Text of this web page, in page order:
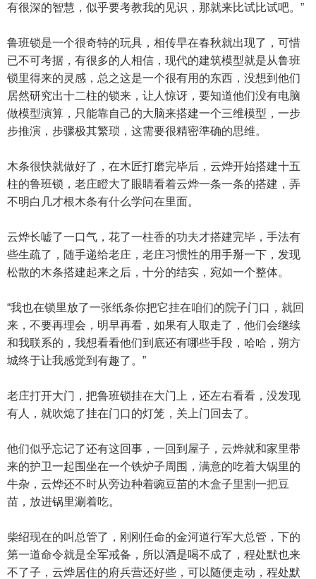
有很深的智慧，似乎要考教我的见识，那就来比试比试吧。”
鲁班锁是一个很奇特的玩具，相传早在春秋就出现了，可惜
已不可考据，有很多的人相信，现代的建筑模型就是从鲁班
锁里得来的灵感，总之这是一个很有用的东西，没想到他们
居然研究出十二柱的锁来，让人惊讶，要知道他们没有电脑
做模型演算，只能靠自己的大脑来搭建一个三维模型，一步
步推演，步骤极其繁琐，这需要很精密準确的思维。
木条很快就做好了，在木匠打磨完毕后，云烨开始搭建十五
柱的鲁班锁，老庄瞪大了眼睛看着云烨一条一条的搭建，弄
不明白几才根木条有什么学问在里面。
云烨长嘘了一口气，花了一柱香的功夫才搭建完毕，手法有
些生疏了，随手递给老庄，老庄习惯性的用手掰一下，发现
松散的木条搭建起来之后，十分的结实，宛如一个整体。
“我也在锁里放了一张纸条你把它挂在咱们的院子门口，就回
来，不要再理会，明早再看，如果有人取走了，他们会继续
和我联系的，我想看看他们到底还有哪些手段，哈哈，朔方
城终于让我感觉到有趣了。”
老庄打开大门，把鲁班锁挂在大门上，还左右看看，没发现
有人，就吹熄了挂在门口的灯笼，关上门回去了。
他们似乎忘记了还有这回事，一回到屋子，云烨就和家里带
来的护卫一起围坐在一个铁炉子周围，满意的吃着大锅里的
牛杂，云烨还不时从旁边种着豌豆苗的木盒子里割一把豆
苗，放进锅里涮着吃。
柴绍现在的叫总管了，刚刚任命的金河道行军大总管，下的
第一道命令就是全军戒备，所以酒是喝不成了，程处默也来
不了子，云烨居住的府兵营还好些，可以随便走动，程处默